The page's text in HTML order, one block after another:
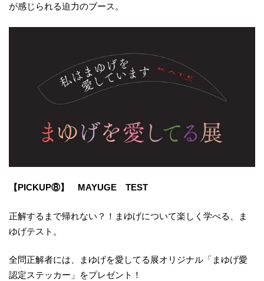
が感じられる迫力のブース。
【PICKUP⑧】 MAYUGE TEST
正解するまで帰れない？！まゆげについて楽しく学べる、ま
ゆげテスト。
全問正解者には、まゆげを愛してる展オリジナル「まゆげ愛
認定ステッカー」をプレゼント！